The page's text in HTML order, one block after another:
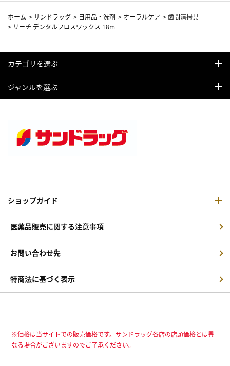
ホーム >サンドラッグ > 日用品・洗剤 > オーラルケア >歯間清掃具
> リーチ デンタルフロスワックス 18m
カテゴリを選ぶ
ジャンルを選ぶ
ショップガイド
医薬品販売に関する注意事項
お問い合わせ先
特商法に基づく表示
※価格は当サイトでの販売価格です。サンドラッグ各店の店頭価格とは異
なる場合がございますのでご了承ください。